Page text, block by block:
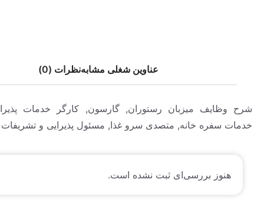
عناوین شغلی مشابهنظرات (0)
میزبان رستوران, گارسون, کارگر خدمات پذیرایی, کارگر
خانه, متصدی سرو غذا, مسئول پذیرایی و تشریفات
بررسی‌ای ثبت نشده است.